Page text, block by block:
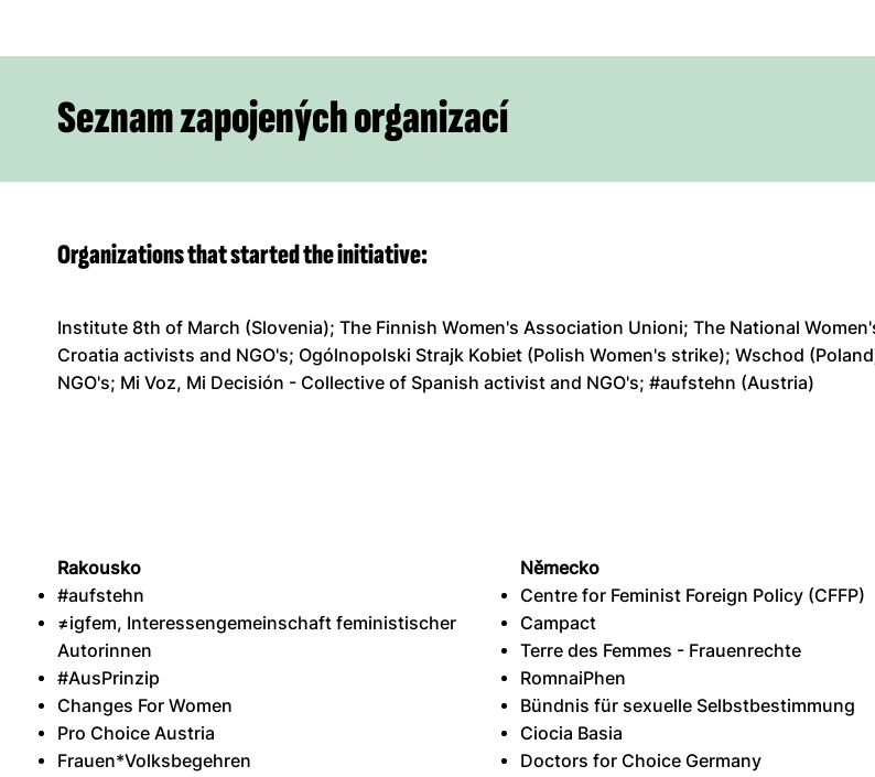
Seznam zapojených organizací
Institute 8th of March (Slovenia); The Finnish Women's Association Unioni; The National
Croatia activists and NGO's; Ogólnopolski Strajk Kobiet (Polish Women's strike); Wschod
NGO's; Mi Voz, Mi Decisión - Collective of Spanish activist and NGO's; #aufstehn (Austria)
Organizations that started the initiative:
Německo
Centre for Feminist Foreign Policy (CFFP)
Campact
Terre des Femmes - Frauenrechte
RomnaiPhen
Bündnis für sexuelle Selbstbestimmung
Ciocia Basia
Doctors for Choice Germany
Rakousko
#aufstehn
≠igfem, Interessengemeinschaft feministischer
Autorinnen
#AusPrinzip
Changes For Women
Pro Choice Austria
Frauen*Volksbegehren